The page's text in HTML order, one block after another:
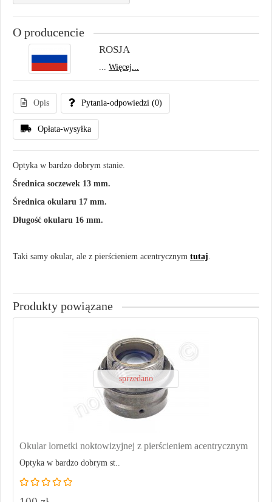
O producencie
ROSJA
... Więcej...
Opis Pytania-odpowiedzi (0)
Opłata-wysyłka
Optyka w bardzo dobrym stanie.
Średnica soczewek 13 mm.
Średnica okularu 17 mm.
Długość okularu 16 mm.
Taki samy okular, ale z pierścieniem acentrycznym tutaj.
Produkty powiązane
sprzedano
Okular lornetki noktowizyjnej z pierścieniem acentrycznym
Optyka w bardzo dobrym st..